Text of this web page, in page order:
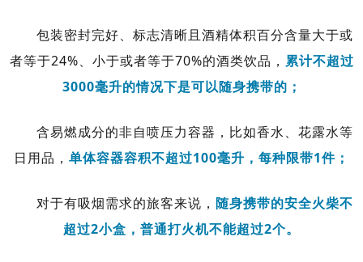
包装密封完好、标志清晰且酒精体积百分含量大于或
者等于24%、小于或者等于70%的酒类饮品， 累计不超过
3000毫升的情况下是可以随身携带的；
含易燃成分的非自喷压力容器，比如香水、花露水等
日用品， 单体容器容积不超过100毫升，每种限带1件；
对于有吸烟需求的旅客来说， 随身携带的安全火柴不
超过2小盒，普通打火机不能超过2个。